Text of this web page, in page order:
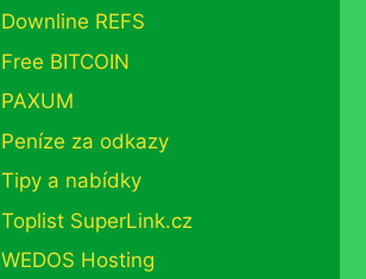
Downline REFS
Free BITCOIN
PAXUM
Peníze za odkazy
Tipy a nabídky
Toplist SuperLink.cz
WEDOS Hosting